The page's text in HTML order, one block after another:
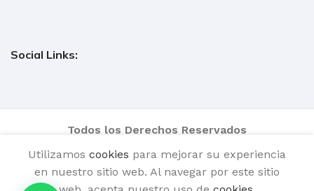
Social Links:
Todos los Derechos Reservados
Utilizamos cookies para mejorar su experiencia
en nuestro sitio web. Al navegar por este sitio